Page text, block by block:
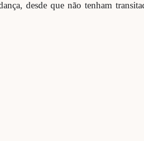
desde que não tenham